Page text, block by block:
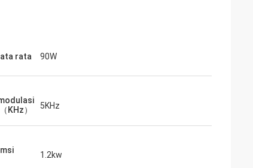
rata 90W
KHz）
5KHz
1.2kw